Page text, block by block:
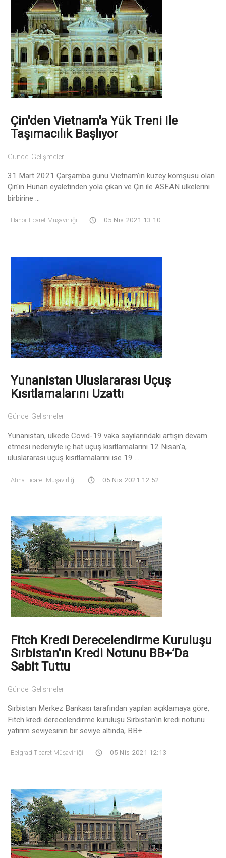
Çin'den Vietnam'a Yük Treni Ile
Taşımacılık Başlıyor
Güncel Gelişmeler
31 Mart 2021 Çarşamba günü Vietnam'ın kuzey komşusu olan
Çin'in Hunan eyaletinden yola çıkan ve Çin ile ASEAN ülkelerini
birbirine ...
Hanoi Ticaret Müşavirliği 05 Nis 2021 13:10
Yunanistan Uluslararası Uçuş
Kısıtlamalarını Uzattı
Güncel Gelişmeler
Yunanistan, ülkede Covid-19 vaka sayılarındaki artışın devam
etmesi nedeniyle iç hat uçuş kısıtlamalarını 12 Nisan’a,
uluslararası uçuş kısıtlamalarını ise 19 ...
Atina Ticaret Müşavirliği 05 Nis 2021 12:52
Fitch Kredi Derecelendirme Kuruluşu
Sırbistan'ın Kredi Notunu BB+’da
Sabit Tuttu
Güncel Gelişmeler
Sırbistan Merkez Bankası tarafından yapılan açıklamaya göre,
Fitch kredi derecelendirme kuruluşu Sırbistan'ın kredi notunu
yatırım seviyesinin bir seviye altında, BB+ ...
Belgrad Ticaret Müşavirliği 05 Nis 2021 12:13